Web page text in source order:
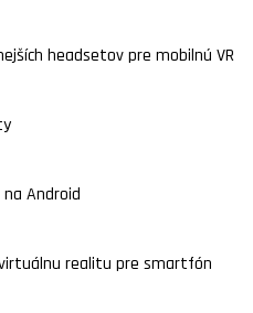
headsetov pre mobilnú VR
na Android
realitu pre smartfón